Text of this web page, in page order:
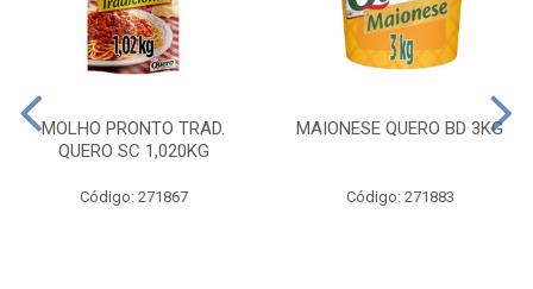
MOLHO PRONTO TRAD.
QUERO SC 1,020KG
Código: 271867
MAIONESE QUERO BD 3KG
Código: 271883